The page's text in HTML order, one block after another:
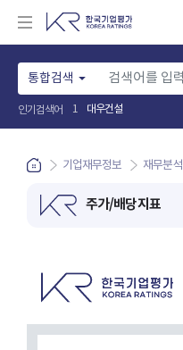
통합검색
인기검색어 1 대우건설
기업재무정보 재무분석
주가/배당지표